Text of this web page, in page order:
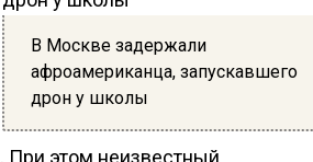
В Москве задержали
афроамериканца, запускавшего
дрон у школы
При этом неизвестный